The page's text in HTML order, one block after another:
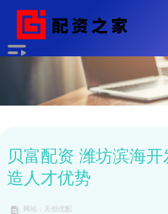
贝富配资 潍坊滨海
造人才优势
网站：天创优配